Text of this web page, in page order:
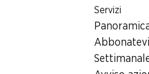
Servizi
Abbonatevi